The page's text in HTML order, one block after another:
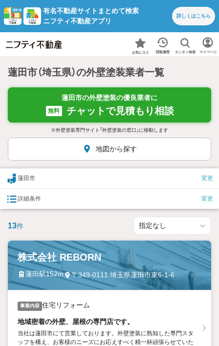
有名不動産サイトまとめて検索
ニフティ不動産アプリ
詳しくはこちら
お気に入り 閲覧履歴 カンタン検索 マイページ
蓮田市（埼玉県）の外壁塗装業者一覧
蓮田市の外壁塗装の優良業者に
無料 チャットで見積もり相談
※外壁塗装専門サイト「外壁塗装の窓口」に移動します
地図から探す
蓮田市 変更
詳細条件 変更
13件
株式会社 REBORN
蓮田駅152m 〒349-0111 埼玉県蓮田市東6-1-6
事業内容 住宅リフォーム
地域密着の外壁、屋根の専門店です。
当社は蓮田市にて営業しております。外壁塗装に熟知した専門スタ
ッフを構え、お客様のニーズにお応えすべく精一杯頑張らせていた